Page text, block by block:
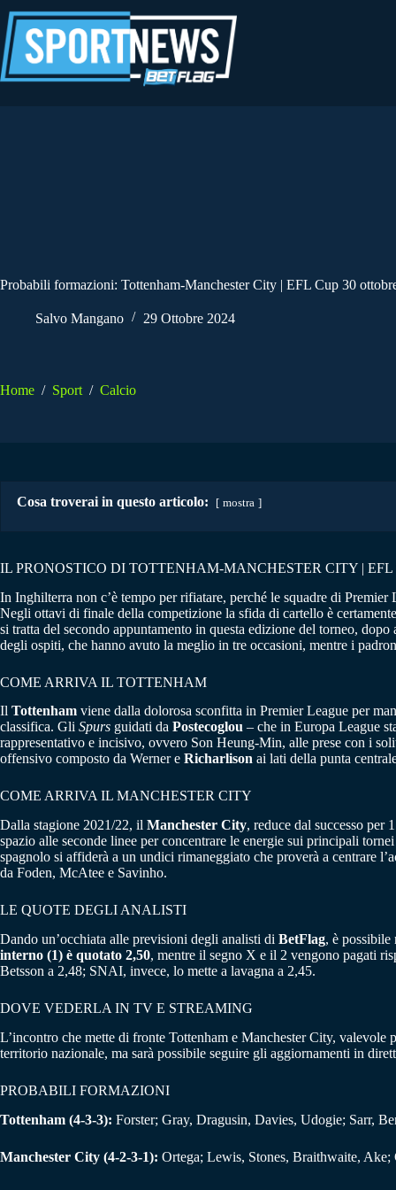
al
contenuto
Probabili formazioni: Tottenham-Manchester City | EFL Cup 30
Salvo Mangano 29 Ottobre 2024
Home / Sport / Calcio
Cosa troverai in questo articolo: mostra
IL PRONOSTICO DI TOTTENHAM-MANCHESTER CITY | EFL
In Inghilterra non c’è tempo per rifiatare, perché le squadre di
Negli ottavi di finale della competizione la sfida di cartello è
si tratta del secondo appuntamento in questa edizione del torneo,
degli ospiti, che hanno avuto la meglio in tre occasioni, mentre i
COME ARRIVA IL TOTTENHAM
Il Tottenham viene dalla dolorosa sconfitta in Premier League per
classifica. Gli Spurs guidati da Postecoglou – che in Europa League
rappresentativo e incisivo, ovvero Son Heung-Min, alle prese con i
offensivo composto da Werner e Richarlison ai lati della punta
COME ARRIVA IL MANCHESTER CITY
Dalla stagione 2021/22, il Manchester City, reduce dal successo per
spazio alle seconde linee per concentrare le energie sui principali
spagnolo si affiderà a un undici rimaneggiato che proverà a centrare
da Foden, McAtee e Savinho.
LE QUOTE DEGLI ANALISTI
Dando un’occhiata alle previsioni degli analisti di BetFlag, è
interno (1) è quotato 2,50, mentre il segno X e il 2 vengono pagati
Betsson a 2,48; SNAI, invece, lo mette a lavagna a 2,45.
DOVE VEDERLA IN TV E STREAMING
L’incontro che mette di fronte Tottenham e Manchester City, valevole
territorio nazionale, ma sarà possibile seguire gli aggiornamenti in
PROBABILI FORMAZIONI
Tottenham (4-3-3): Forster; Gray, Dragusin, Davies, Udogie; Sarr,
Manchester City (4-2-3-1): Ortega; Lewis, Stones, Braithwaite,